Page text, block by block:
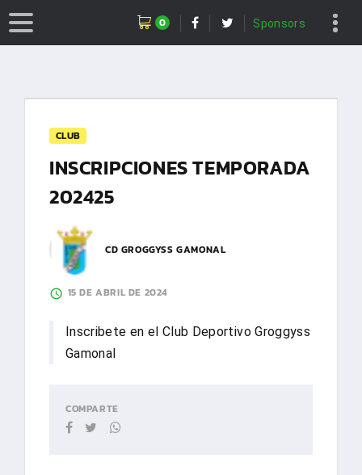
0 Sponsors
CLUB
INSCRIPCIONES TEMPORADA
202425
CD GROGGYSS GAMONAL
15 DE ABRIL DE 2024
Inscribete en el Club Deportivo Groggyss
Gamonal
COMPARTE